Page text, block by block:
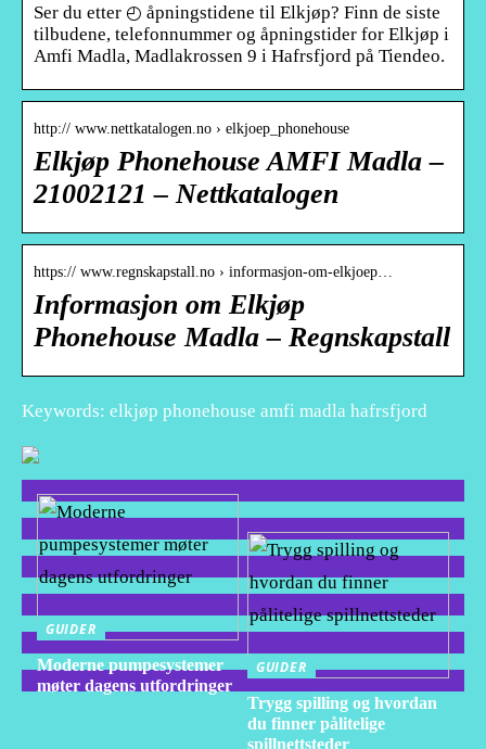
Ser du etter ◴ åpningstidene til Elkjøp? Finn de siste
tilbudene, telefonnummer og åpningstider for Elkjøp i
Amfi Madla, Madlakrossen 9 i Hafrsfjord på Tiendeo.
http:// www.nettkatalogen.no › elkjoep_phonehouse
Elkjøp Phonehouse AMFI Madla –
21002121 – Nettkatalogen
https:// www.regnskapstall.no › informasjon-om-elkjoep…
Informasjon om Elkjøp
Phonehouse Madla – Regnskapstall
Keywords: elkjøp phonehouse amfi madla hafrsfjord
GUIDER
Moderne pumpesystemer
møter dagens utfordringer
GUIDER
Trygg spilling og hvordan
du finner pålitelige
spillnettsteder